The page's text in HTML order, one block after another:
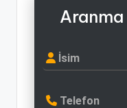
İsim
Telefon